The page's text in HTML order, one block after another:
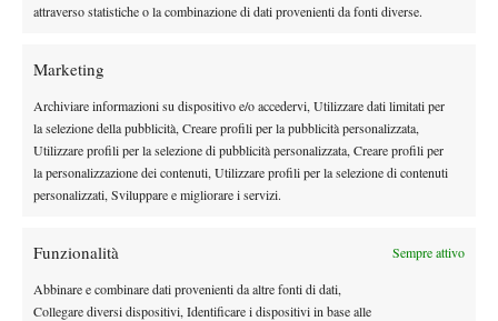
attraverso statistiche o la combinazione di dati provenienti da fonti diverse.
Marketing
Archiviare informazioni su dispositivo e/o accedervi, Utilizzare dati limitati per
la selezione della pubblicità, Creare profili per la pubblicità personalizzata,
Utilizzare profili per la selezione di pubblicità personalizzata, Creare profili per
la personalizzazione dei contenuti, Utilizzare profili per la selezione di contenuti
personalizzati, Sviluppare e migliorare i servizi.
Funzionalità Sempre attivo
Abbinare e combinare dati provenienti da altre fonti di dati,
Collegare diversi dispositivi, Identificare i dispositivi in base alle
Nel quarto set, arriva la reazione dell’azzurro che, nonostante un
7-6 e game, set, match.
TAGGED: Primo Piano